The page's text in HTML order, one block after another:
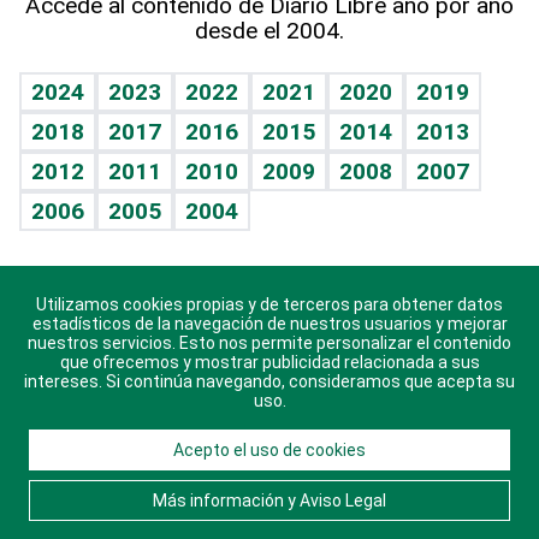
Vida y familia
Eñe
Celebrando la vida
Sin complejos
En pocas palabras
Escuchando al corazón
Economía Personal
TBT Deportivo
Guía del dinero
Horóscopos
Crucigramas
desde el 2004.
2024 2023 2022 2021 2020
2019
2018
2017 2016 2015 2014
2013
2012
2011 2010 2009 2008
2007
2006
2005 2004
Descarga nuestras aplicaciones para Android, iOS y
sistema Huawei.
© 2021 Diario Libre, todos los derechos reservados.
Consulta elAviso Legal. Ponte en Contacto
nosotros y conoce más sobre Diario Libre
Utilizamos cookies propias y de terceros para obtener datos
estadísticos de la navegación de nuestros usuarios y mejorar
nuestros servicios. Esto nos permite personalizar el contenido
que ofrecemos y mostrar publicidad relacionada a sus
intereses. Si continúa navegando, consideramos que acepta su
uso.
Acepto el uso de cookies
Más información y Aviso Legal